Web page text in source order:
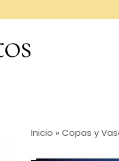
Inicio » Copas y